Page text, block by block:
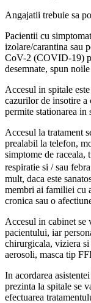
Angajatii trebuie sa
Pacientii cu
izolare/carantina sau
CoV-2 (COVID-19)
desemnate, spun
Accesul in spitale
cazurilor de insotire a
permite stationarea in
Accesul la tratament
prealabil la telefon,
simptome de raceala,
respiratie si / sau
mult, daca este
membri ai familiei cu
cronica sau o
Accesul in cabinet se
pacientului, iar
chirurgicala, viziera si
aerosoli, masca tip
In acordarea
prezinta la spitale se
efectuarea